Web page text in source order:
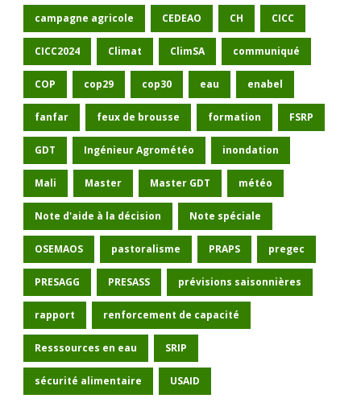
campagne agricole CEDEAO CH CICC
CICC2024 Climat ClimSA communiqué
COP cop29 cop30 eau enabel
fanfar feux de brousse formation FSRP
GDT Ingénieur Agrométéo inondation
Mali Master Master GDT météo
Note d'aide à la décision Note spéciale
OSEMAOS pastoralisme PRAPS pregec
PRESAGG PRESASS prévisions saisonnières
rapport renforcement de capacité
Resssources en eau SRIP
sécurité alimentaire USAID